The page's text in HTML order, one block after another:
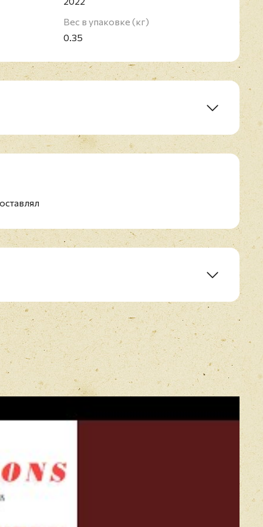
Вес в упаковке (кг)
0.35
'L'Inverno' RV297
E-mail